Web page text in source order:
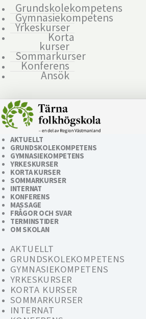
Grundskolekompetens
Gymnasiekompetens
Yrkeskurser
Korta
kurser
Sommarkurser
Konferens
Ansök
AKTUELLT
GRUNDSKOLEKOMPETENS
GYMNASIEKOMPETENS
YRKESKURSER
KORTA KURSER
SOMMARKURSER
INTERNAT
KONFERENS
MASSAGE
FRÅGOR OCH SVAR
TERMINSTIDER
OM SKOLAN
AKTUELLT
GRUNDSKOLEKOMPETENS
GYMNASIEKOMPETENS
YRKESKURSER
KORTA KURSER
SOMMARKURSER
INTERNAT